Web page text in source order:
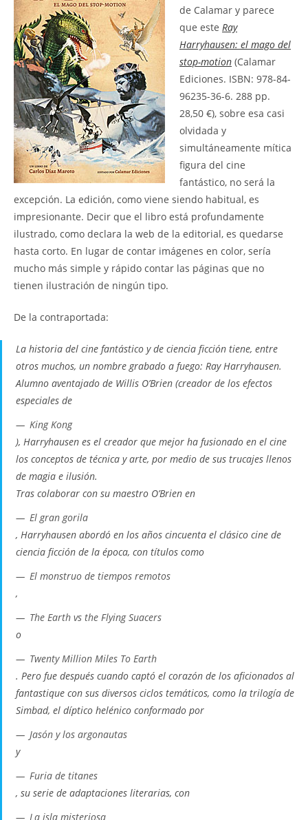
de Calamar y parece
que este Ray
Harryhausen: el mago del
stop-motion (Calamar
Ediciones. ISBN: 978-84-
96235-36-6. 288 pp.
28,50 €), sobre esa casi
olvidada y
simultáneamente mítica
figura del cine
fantástico, no será la
excepción. La edición, como viene siendo habitual, es
impresionante. Decir que el libro está profundamente
ilustrado, como declara la web de la editorial, es quedarse
hasta corto. En lugar de contar imágenes en color, sería
mucho más simple y rápido contar las páginas que no
tienen ilustración de ningún tipo.
De la contraportada:
La historia del cine fantástico y de ciencia ficción tiene, entre
otros muchos, un nombre grabado a fuego: Ray Harryhausen.
Alumno aventajado de Willis O’Brien (creador de los efectos
especiales de
King Kong
), Harryhausen es el creador que mejor ha fusionado en el cine
los conceptos de técnica y arte, por medio de sus trucajes llenos
de magia e ilusión.
Tras colaborar con su maestro O’Brien en
El gran gorila
, Harryhausen abordó en los años cincuenta el clásico cine de
ciencia ficción de la época, con títulos como
El monstruo de tiempos remotos
,
The Earth vs the Flying Suacers
o
Twenty Million Miles To Earth
. Pero fue después cuando captó el corazón de los aficionados al
fantastique con sus diversos ciclos temáticos, como la trilogía de
Simbad, el díptico helénico conformado por
Jasón y los argonautas
y
Furia de titanes
, su serie de adaptaciones literarias, con
La isla misteriosa